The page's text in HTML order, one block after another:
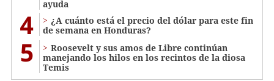
ayuda
4
¿A cuánto está el precio del dólar para este fin
de semana en Honduras?
5
Roosevelt y sus amos de Libre continúan
manejando los hilos en los recintos de la diosa
Temis